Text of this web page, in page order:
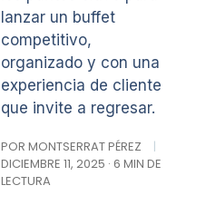
lanzar un buffet
competitivo,
organizado y con una
experiencia de cliente
que invite a regresar.
POR MONTSERRAT PÉREZ
|
DICIEMBRE 11, 2025 · 6 MIN DE
LECTURA